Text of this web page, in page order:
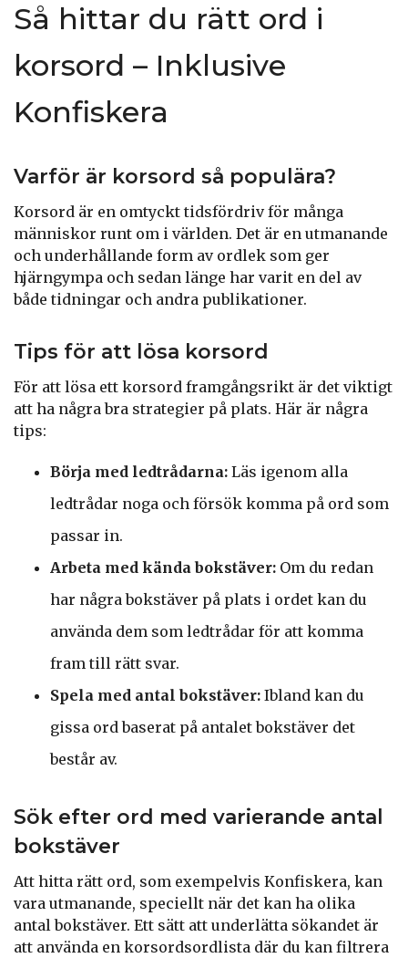
Så hittar du rätt ord i
korsord – Inklusive
Konfiskera
Varför är korsord så populära?
Korsord är en omtyckt tidsfördriv för många
människor runt om i världen. Det är en utmanande
och underhållande form av ordlek som ger
hjärngympa och sedan länge har varit en del av
både tidningar och andra publikationer.
Tips för att lösa korsord
För att lösa ett korsord framgångsrikt är det viktigt
att ha några bra strategier på plats. Här är några
tips:
Börja med ledtrådarna: Läs igenom alla
ledtrådar noga och försök komma på ord som
passar in.
Arbeta med kända bokstäver: Om du redan
har några bokstäver på plats i ordet kan du
använda dem som ledtrådar för att komma
fram till rätt svar.
Spela med antal bokstäver: Ibland kan du
gissa ord baserat på antalet bokstäver det
består av.
Sök efter ord med varierande antal
bokstäver
Att hitta rätt ord, som exempelvis Konfiskera, kan
vara utmanande, speciellt när det kan ha olika
antal bokstäver. Ett sätt att underlätta sökandet är
att använda en korsordsordlista där du kan filtrera